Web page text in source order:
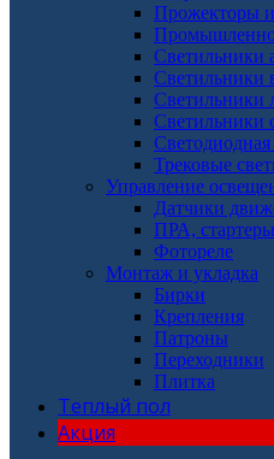
Прожекторы
Светильники
Светильники
Светильники
Светильники
Светодиодная
Трековые
Управление
Датчики
ПРА,
Фотореле
Монтаж и укладка
Бирки
Крепления
Патроны
Переходники
Плитка
Теплый пол
Акция